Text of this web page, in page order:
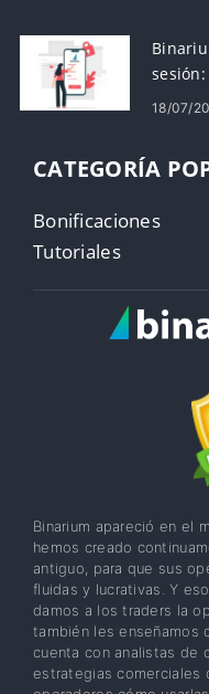
cuenta
18/07/
CATEGORÍA
Bonificaciones
Tutoriales
Binarium apareció en el
hemos creado
antiguo, para que sus
fluidas y lucrativas. Y
damos a los traders la
también les enseñamos
cuenta con analistas de
estrategias comerciales